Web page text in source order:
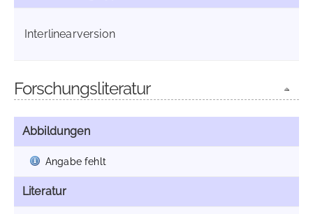
Interlinearversion
Forschungsliteratur
Abbildungen
Angabe fehlt
Literatur